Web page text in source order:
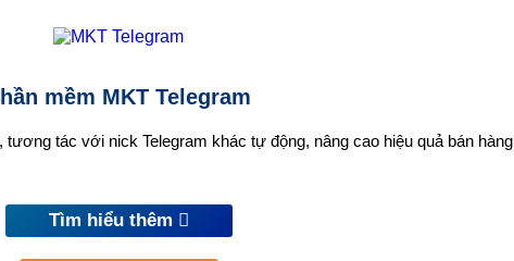
mềm MKT Telegram
tác với nick Telegram khác tự động, nâng cao hiệu quả bán hàng
Tìm hiểu thêm